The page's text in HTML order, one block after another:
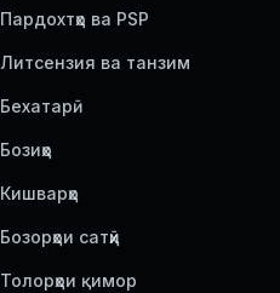
Пардохтҳо ва PSP
Литсензия ва танзим
Бехатарӣ
Бозиҳо
Кишварҳо
Бозорҳои сатҳӣ
Толорҳои қимор